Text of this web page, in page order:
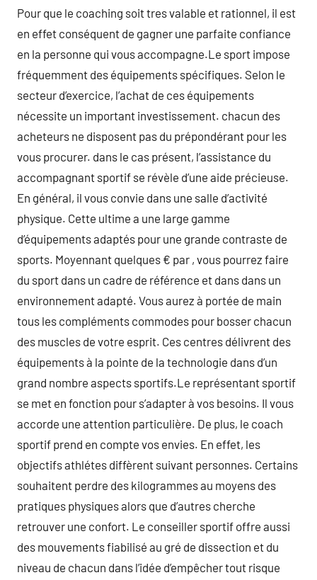
Pour que le coaching soit tres valable et rationnel, il est
en effet conséquent de gagner une parfaite confiance
en la personne qui vous accompagne.Le sport impose
fréquemment des équipements spécifiques. Selon le
secteur d’exercice, l’achat de ces équipements
nécessite un important investissement. chacun des
acheteurs ne disposent pas du prépondérant pour les
vous procurer. dans le cas présent, l’assistance du
accompagnant sportif se révèle d’une aide précieuse.
En général, il vous convie dans une salle d’activité
physique. Cette ultime a une large gamme
d’équipements adaptés pour une grande contraste de
sports. Moyennant quelques € par , vous pourrez faire
du sport dans un cadre de référence et dans dans un
environnement adapté. Vous aurez à portée de main
tous les compléments commodes pour bosser chacun
des muscles de votre esprit. Ces centres délivrent des
équipements à la pointe de la technologie dans d’un
grand nombre aspects sportifs.Le représentant sportif
se met en fonction pour s’adapter à vos besoins. Il vous
accorde une attention particulière. De plus, le coach
sportif prend en compte vos envies. En effet, les
objectifs athlétes diffèrent suivant personnes. Certains
souhaitent perdre des kilogrammes au moyens des
pratiques physiques alors que d’autres cherche
retrouver une confort. Le conseiller sportif offre aussi
des mouvements fiabilisé au gré de dissection et du
niveau de chacun dans l’idée d’empêcher tout risque